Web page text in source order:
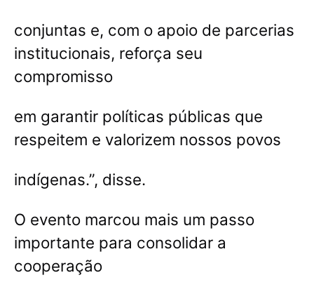
conjuntas e, com o apoio de parcerias
institucionais, reforça seu
compromisso
em garantir políticas públicas que
respeitem e valorizem nossos povos
indígenas.”, disse.
O evento marcou mais um passo
importante para consolidar a
cooperação